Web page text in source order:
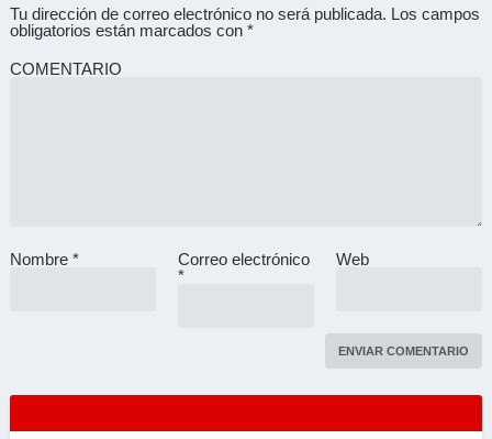
Tu dirección de correo electrónico no será publicada. Los campos
obligatorios están marcados con *
COMENTARIO
Nombre *
Correo electrónico
*
Web